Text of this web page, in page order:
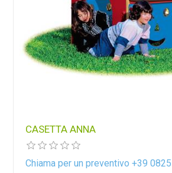
CASETTA ANNA
Chiama per un preventivo +39